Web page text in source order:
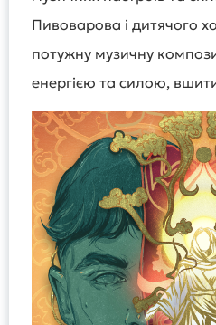
Пивоварова і дитячого
потужну музичну
енергією та силою,